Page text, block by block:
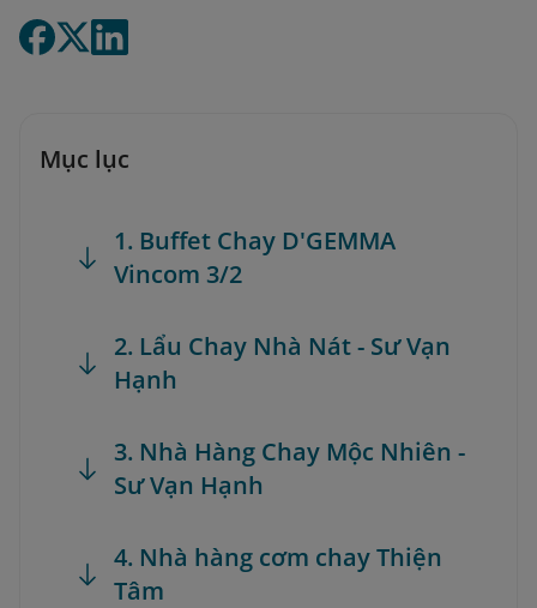
Mục lục
1. Buffet Chay D'GEMMA
Vincom 3/2
2. Lẩu Chay Nhà Nát - Sư Vạn
Hạnh
3. Nhà Hàng Chay Mộc Nhiên -
Sư Vạn Hạnh
4. Nhà hàng cơm chay Thiện
Tâm